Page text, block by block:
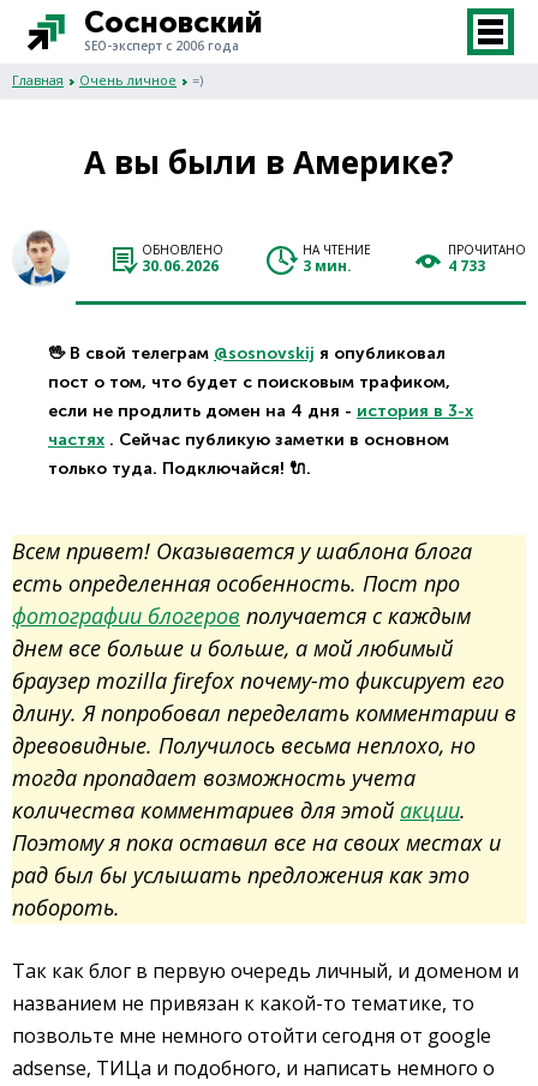
Сосновский
SEO-эксперт с 2006 года
Главная Очень личное =)
А вы были в Америке?
ОБНОВЛЕНО
30.06.2026
НА ЧТЕНИЕ
3 мин.
ПРОЧИТАНО
4 733
🖖 В свой телеграм @sosnovskij я опубликовал
пост о том, что будет с поисковым трафиком,
если не продлить домен на 4 дня - история в 3-х
частях . Сейчас публикую заметки в основном
только туда. Подключайся! 🔌.
Всем привет! Оказывается у шаблона блога
есть определенная особенность. Пост про
фотографии блогеров получается с каждым
днем все больше и больше, а мой любимый
браузер mozilla firefox почему-то фиксирует его
длину. Я попробовал переделать комментарии в
древовидные. Получилось весьма неплохо, но
тогда пропадает возможность учета
количества комментариев для этой акции.
Поэтому я пока оставил все на своих местах и
рад был бы услышать предложения как это
побороть.
Так как блог в первую очередь личный, и доменом и
названием не привязан к какой-то тематике, то
позвольте мне немного отойти сегодня от google
adsense, ТИЦа и подобного, и написать немного о